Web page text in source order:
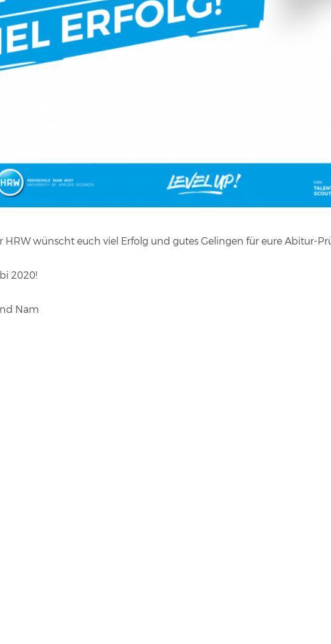
HRW wünscht euch viel Erfolg und gutes Gelingen für eure Abitur-
2020!
Nam